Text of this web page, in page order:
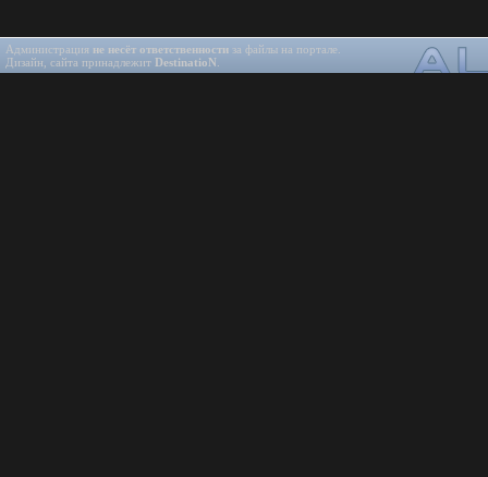
Администрация не несёт ответственности за файлы на портале.
Дизайн, сайта принадлежит DestinatioN